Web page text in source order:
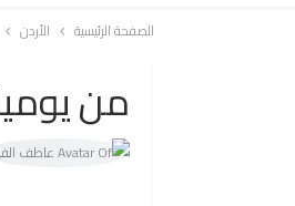
الصفحة الرئيسية الأردن
من